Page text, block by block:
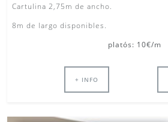
Cartulina 2,75m de ancho.
8m de largo disponibles.
platós: 10€/m
+ INFO